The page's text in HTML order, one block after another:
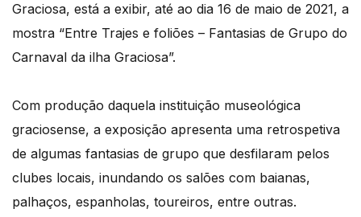
Graciosa, está a exibir, até ao dia 16 de maio de 2021, a
mostra “Entre Trajes e foliões – Fantasias de Grupo do
Carnaval da ilha Graciosa”.
Com produção daquela instituição museológica
graciosense, a exposição apresenta uma retrospetiva
de algumas fantasias de grupo que desfilaram pelos
clubes locais, inundando os salões com baianas,
palhaços, espanholas, toureiros, entre outras.